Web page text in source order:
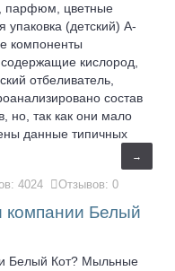
парфюм, цветные
(детский) А-
компоненты
кислород,
отбеливатель,
состав
но, так как они мало
данные типичных
→
4024 Отзывов: 0
компании Белый
Белый Кот? Мыльные